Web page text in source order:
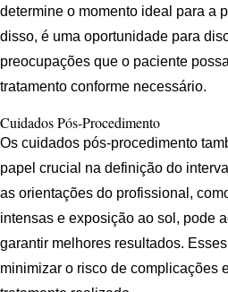
determine o momento ideal para a
disso, é uma oportunidade para
preocupações que o paciente
tratamento conforme necessário.
Cuidados Pós-Procedimento
Os cuidados pós-procedimento
papel crucial na definição do
as orientações do profissional,
intensas e exposição ao sol, pode
garantir melhores resultados.
minimizar o risco de complicações